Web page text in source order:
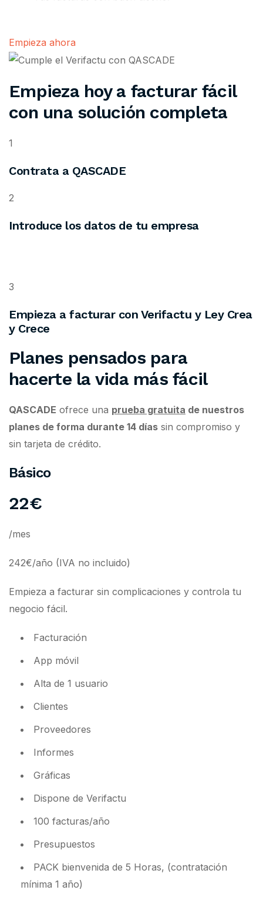
Empieza ahora
Empieza hoy a facturar fácil
con una solución completa
1
Contrata a QASCADE
2
Introduce los datos de tu empresa
3
Empieza a facturar con Verifactu y Ley Crea
y Crece
Planes pensados para
hacerte la vida más fácil
QASCADE ofrece una prueba gratuita de nuestros
planes de forma durante 14 días sin compromiso y
sin tarjeta de crédito.
Básico
22€
/mes
242€/año (IVA no incluido)
Empieza a facturar sin complicaciones y controla tu
negocio fácil.
Facturación
App móvil
Alta de 1 usuario
Clientes
Proveedores
Informes
Gráficas
Dispone de Verifactu
100 facturas/año
Presupuestos
PACK bienvenida de 5 Horas, (contratación
mínima 1 año)